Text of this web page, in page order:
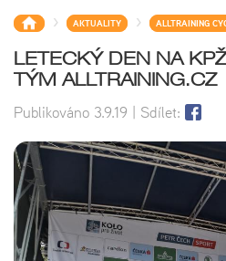
> AKTUALITY > ALLTRAINING
LETECKÝ DEN NA
TÝM ALLTRAINING.CZ
Publikováno 3.9.19 | Sdílet: